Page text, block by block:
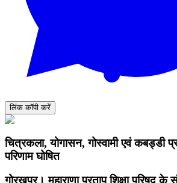
लिंक कॉपी करें
चित्रकला, योगासन, गोस्वामी एवं कबड्डी
परिणाम घोषित
गोरखपुर। महाराणा प्रताप शिक्षा परिषद